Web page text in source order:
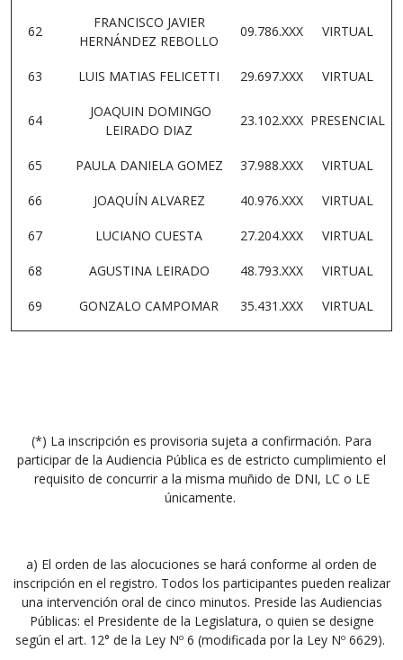
62
FRANCISCO JAVIER
HERNÁNDEZ REBOLLO
09.786.XXX VIRTUAL
63 LUIS MATIAS FELICETTI 29.697.XXX VIRTUAL
64
JOAQUIN DOMINGO
LEIRADO DIAZ
23.102.XXX PRESENCIAL
65 PAULA DANIELA GOMEZ 37.988.XXX VIRTUAL
66 JOAQUÍN ALVAREZ 40.976.XXX VIRTUAL
67 LUCIANO CUESTA 27.204.XXX VIRTUAL
68 AGUSTINA LEIRADO 48.793.XXX VIRTUAL
69 GONZALO CAMPOMAR 35.431.XXX VIRTUAL
(*) La inscripción es provisoria sujeta a confirmación. Para
participar de la Audiencia Pública es de estricto cumplimiento el
requisito de concurrir a la misma muñido de DNI, LC o LE
únicamente.
a) El orden de las alocuciones se hará conforme al orden de
inscripción en el registro. Todos los participantes pueden realizar
una intervención oral de cinco minutos. Preside las Audiencias
Públicas: el Presidente de la Legislatura, o quien se designe
según el art. 12° de la Ley Nº 6 (modificada por la Ley Nº 6629).